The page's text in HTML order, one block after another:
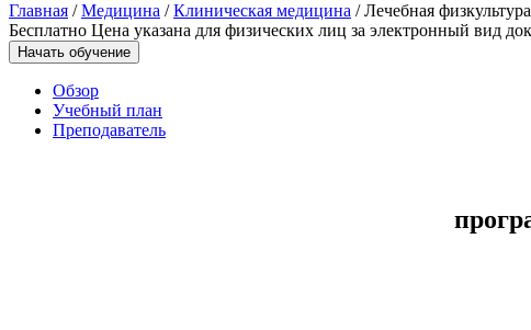
Главная /Медицина /Клиническая медицина / Лечебная физкультура
Бесплатно Цена указана для физических лиц за электронный вид
Начать обучение
Обзор
Учебный план
Преподаватель